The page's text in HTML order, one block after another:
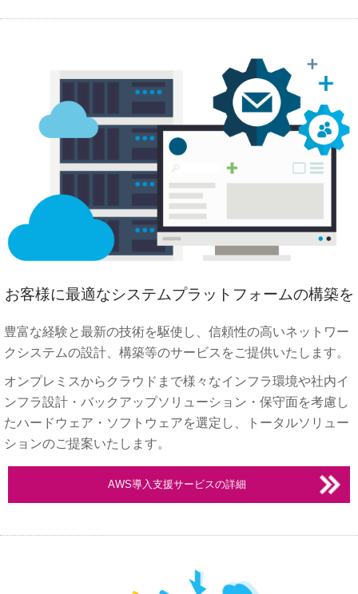
お客様に最適なシステムプラットフォームの構築を
豊富な経験と最新の技術を駆使し、信頼性の高いネットワー
クシステムの設計、構築等のサービスをご提供いたします。
オンプレミスからクラウドまで様々なインフラ環境や社内イ
ンフラ設計・バックアップソリューション・保守面を考慮し
たハードウェア・ソフトウェアを選定し、トータルソリュー
ションのご提案いたします。
AWS導入支援サービスの詳細